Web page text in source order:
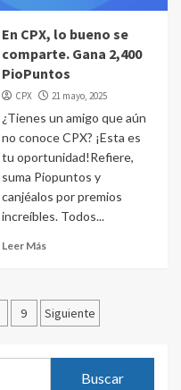
En CPX, lo bueno se
comparte. Gana 2,400
PioPuntos
CPX 21 mayo, 2025
¿Tienes un amigo que aún
no conoce CPX? ¡Esta es
tu oportunidad!Refiere,
suma Piopuntos y
canjéalos por premios
increíbles. Todos...
Leer Más
9 Siguiente